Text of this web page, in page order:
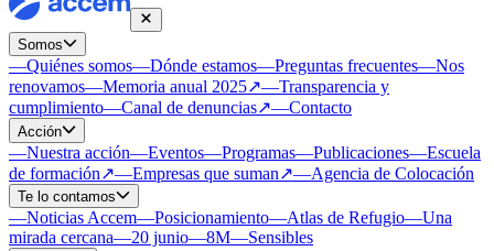
Somos
—Quiénes somos—Dónde estamos—Preguntas frecuentes—Nos
renovamos—Memoria anual 2025↗—Transparencia y
cumplimiento—Canal de denuncias↗—Contacto
Acción
—Nuestra acción—Eventos—Programas—Publicaciones—Escuela
de formación↗—Empresas que suman↗—Agencia de Colocación
Te lo contamos
—Noticias Accem—Posicionamiento—Atlas de Refugio—Una
mirada cercana—20 junio—8M—Sensibles